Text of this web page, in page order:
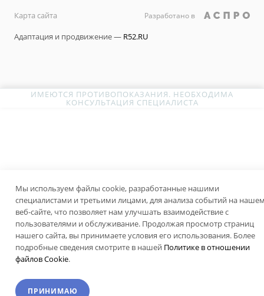
Карта сайта
Разработано в
Адаптация и продвижение — R52.RU
ИМЕЮТСЯ ПРОТИВОПОКАЗАНИЯ. НЕОБХОДИМА
КОНСУЛЬТАЦИЯ СПЕЦИАЛИСТА
Мы используем файлы cookie, разработанные нашими
специалистами и третьими лицами, для анализа событий на
веб-сайте, что позволяет нам улучшать взаимодействие с
пользователями и обслуживание. Продолжая просмотр страниц
нашего сайта, вы принимаете условия его использования. Более
подробные сведения смотрите в нашей Политике в отношении
файлов Cookie.
ПРИНИМАЮ